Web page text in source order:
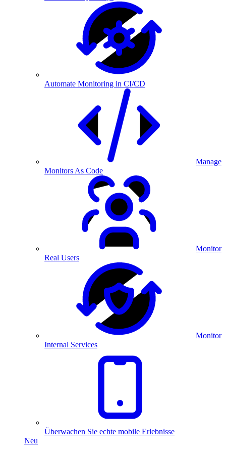
Automate Monitoring in CI/CD
Manage
Monitors As Code
Monitor
Real Users
Monitor
Internal Services
Überwachen Sie echte mobile Erlebnisse
Neu